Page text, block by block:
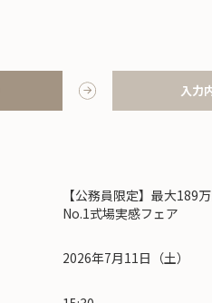
入力
【公務員限定】最大189
No.1式場実感フェア
2026年7月11日（土）